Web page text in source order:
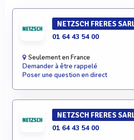
NETZSCH FRERES
01 64 43 54 00
Seulement en France
Demander à être rappelé
Poser une question en direct
NETZSCH FRERES
01 64 43 54 00